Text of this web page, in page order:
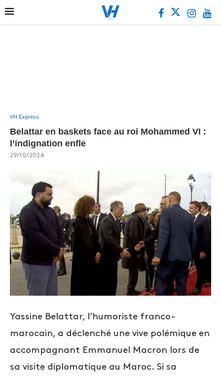
VH Express
Belattar en baskets face au roi Mohammed VI :
l’indignation enfle
29/10/2024
Yassine Belattar, l’humoriste franco-
marocain, a déclenché une vive polémique en
accompagnant Emmanuel Macron lors de
sa visite diplomatique au Maroc. Si sa